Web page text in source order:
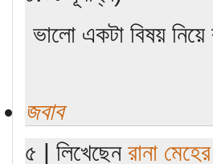
ভালো একটা বিষয়
জবাব
৫ | লিখেছেন রানা মেহের